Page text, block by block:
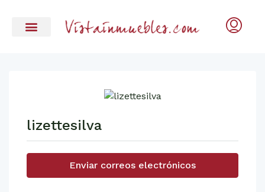
lizettesilva
Enviar correos electrónicos